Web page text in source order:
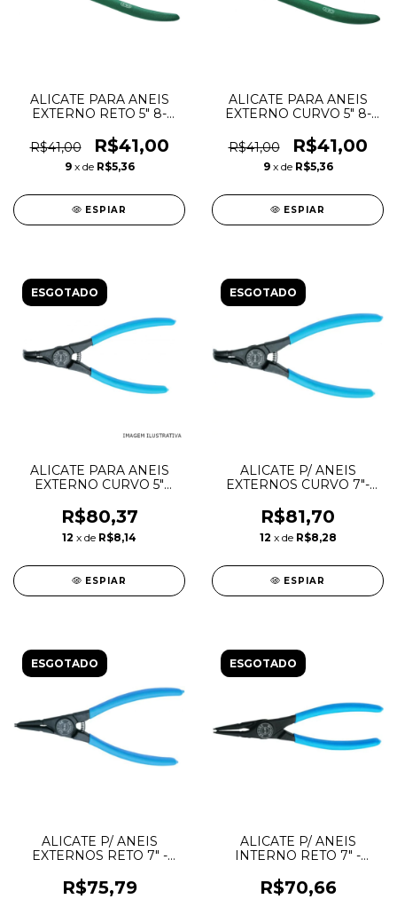
ALICATE PARA ANEIS
EXTERNO RETO 5" 8-
R$41,00
R$41,00
9 x de R$5,36
ESPIAR
ALICATE PARA ANEIS
EXTERNO CURVO 5" 8-
R$41,00
R$41,00
9 x de R$5,36
ESPIAR
ESGOTADO
ALICATE PARA ANEIS
EXTERNO CURVO 5"
R$80,37
12 x de R$8,14
ESPIAR
ESGOTADO
ALICATE P/ ANEIS
EXTERNOS CURVO 7"-
GEDORE
R$81,70
12 x de R$8,28
ESPIAR
ESGOTADO
ALICATE P/ ANEIS
EXTERNOS RETO 7" -
GEDORE
R$75,79
ESGOTADO
ALICATE P/ ANEIS
INTERNO RETO 7" -
GEDORE
R$70,66